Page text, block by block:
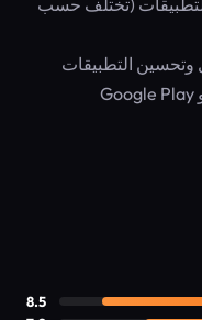
(تختلف حسب
وتحسين التطبيقات
8.5